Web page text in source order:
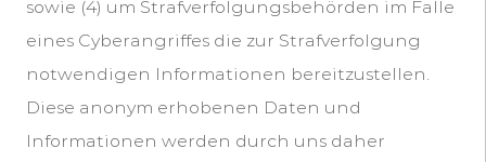
sowie (4) um Strafverfolgungsbehörden im Falle
eines Cyberangriffes die zur Strafverfolgung
notwendigen Informationen bereitzustellen.
Diese anonym erhobenen Daten und
Informationen werden durch uns daher